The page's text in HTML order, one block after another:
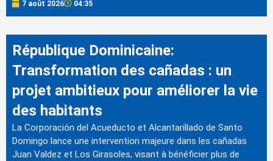
7 août 2026 04:35
République Dominicaine:
Transformation des cañadas : un
projet ambitieux pour améliorer la vie
des habitants
La Corporación del Acueducto et Alcantarillado de Santo
Domingo lance une intervention majeure dans les cañadas
Juan Valdez et Los Girasoles, visant à bénéficier plus de